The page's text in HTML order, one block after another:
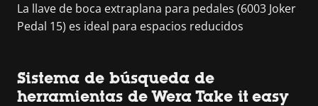
La llave de boca extraplana para pedales (6003 Joker
Pedal 15) es ideal para espacios reducidos
Sistema de búsqueda de
herramientas de Wera Take it easy